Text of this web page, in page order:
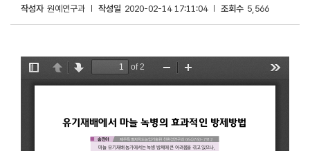
작성자 원예연구과 작성일 2020-02-14 17:11:04 조회수 5,566